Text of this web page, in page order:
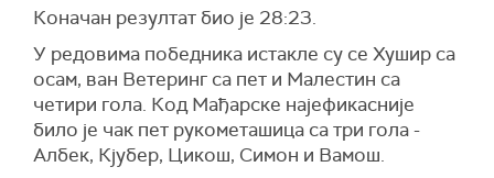
Коначан резултат био је 28:23.
У редовима победника истакле су се Хушир са
осам, ван Ветеринг са пет и Малестин са
четири гола. Код Мађарске најефикасније
било је чак пет рукометашица са три гола -
Албек, Кјубер, Цикош, Симон и Вамош.